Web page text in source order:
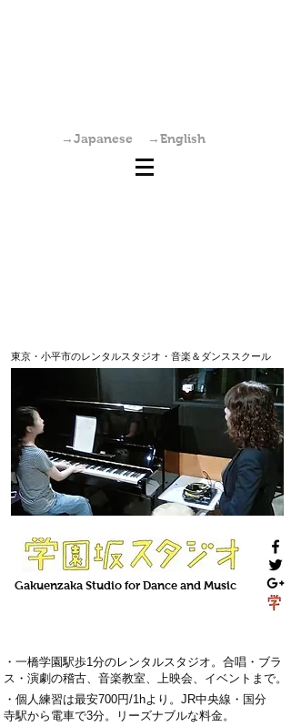
→Japanese →English
東京・小平市のレンタルスタジオ・音楽＆ダンススクール
Gakuenzaka Studio for Dance and Music
・一橋学園駅歩1分のレンタルスタジオ。 合唱・ブラ
ス・演劇の稽古、 音楽教室、上映会、 イベント まで。
・ 個人練習は最安700円/1hより。 J R中央線・国分
寺駅から電車で3分。
リーズナブルな料金。